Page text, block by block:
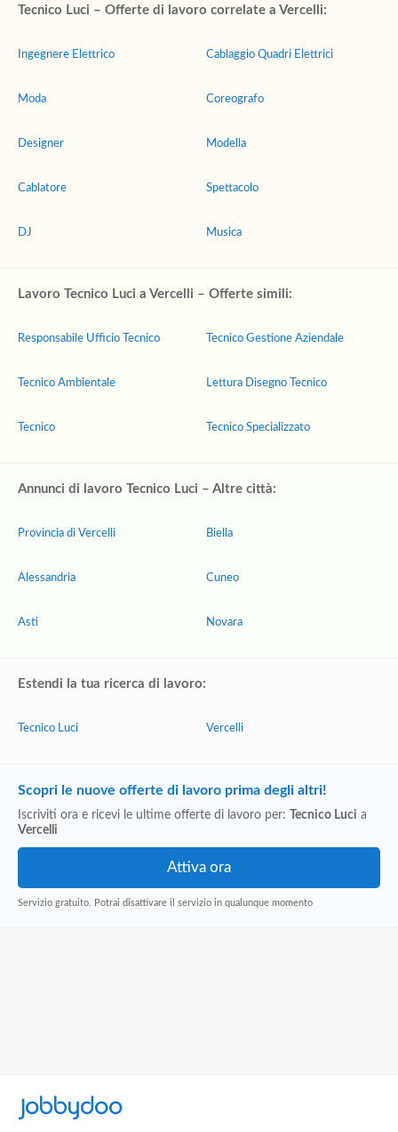
Tecnico Luci – Offerte di lavoro correlate a Vercelli:
Ingegnere Elettrico
Moda
Designer
Cablatore
DJ
Cablaggio Quadri Elettrici
Coreografo
Modella
Spettacolo
Musica
Lavoro Tecnico Luci a Vercelli – Offerte simili:
Responsabile Ufficio Tecnico
Tecnico Ambientale
Tecnico
Tecnico Gestione Aziendale
Lettura Disegno Tecnico
Tecnico Specializzato
Annunci di lavoro Tecnico Luci – Altre città:
Provincia di Vercelli
Alessandria
Asti
Biella
Cuneo
Novara
Estendi la tua ricerca di lavoro:
Tecnico Luci Vercelli
Scopri le nuove offerte di lavoro prima degli altri!
Iscriviti ora e ricevi le ultime offerte di lavoro per: Tecnico Luci a
Vercelli
Servizio gratuito. Potrai disattivare il servizio in qualunque momento
Jobbydoo